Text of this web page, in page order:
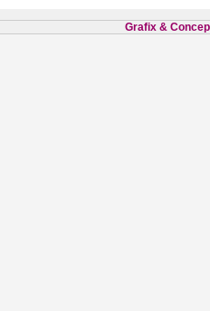
Grafix &